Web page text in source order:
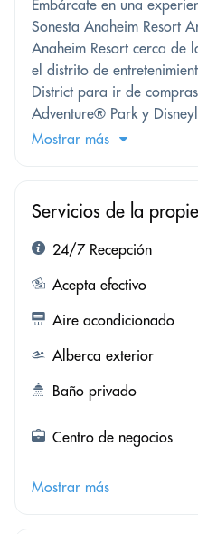
Embárcate en una
Sonesta Anaheim Resort
Anaheim Resort cerca de
el distrito de
District para ir de
Adventure® Park y
Mostrar más
Servicios de la
24/7 Recepción
Acepta efectivo
Aire acondicionado
Alberca exterior
Baño privado
Centro de negocios
Mostrar más